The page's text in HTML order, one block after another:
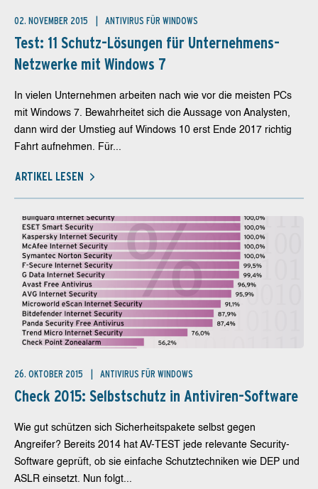
02. NOVEMBER 2015 ANTIVIRUS FÜR WINDOWS
Test: 11 Schutz-Lösungen für Unternehmens-
Netzwerke mit Windows 7
In vielen Unternehmen arbeiten nach wie vor die meisten PCs
mit Windows 7. Bewahrheitet sich die Aussage von Analysten,
dann wird der Umstieg auf Windows 10 erst Ende 2017 richtig
Fahrt aufnehmen. Für...
ARTIKEL LESEN
26. OKTOBER 2015 ANTIVIRUS FÜR WINDOWS
Check 2015: Selbstschutz in Antiviren-Software
Wie gut schützen sich Sicherheitspakete selbst gegen
Angreifer? Bereits 2014 hat AV-TEST jede relevante Security-
Software geprüft, ob sie einfache Schutztechniken wie DEP und
ASLR einsetzt. Nun folgt...